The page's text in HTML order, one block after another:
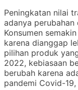
Peningkatan nilai
adanya
Konsumen
karena dianggap
pilihan produk
2022, kebiasaan
berubah karena
pandemi Covid-